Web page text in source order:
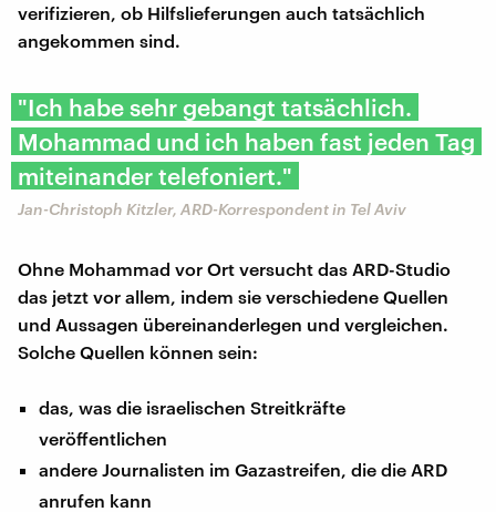
verifizieren, ob Hilfslieferungen auch tatsächlich
angekommen sind.
"Ich habe sehr gebangt tatsächlich.
Mohammad und ich haben fast jeden Tag
miteinander telefoniert."
Jan-Christoph Kitzler, ARD-Korrespondent in Tel Aviv
Ohne Mohammad vor Ort versucht das ARD-Studio
das jetzt vor allem, indem sie verschiedene Quellen
und Aussagen übereinanderlegen und vergleichen.
Solche Quellen können sein:
das, was die israelischen Streitkräfte
veröffentlichen
andere Journalisten im Gazastreifen, die die ARD
anrufen kann